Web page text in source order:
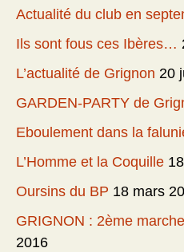
Actualité du club en
Ils sont fous ces Ibères…
L’actualité de Grignon 20
GARDEN-PARTY de
Eboulement dans la
L’Homme et la Coquille
Oursins du BP 18 mars
GRIGNON : 2ème
2016